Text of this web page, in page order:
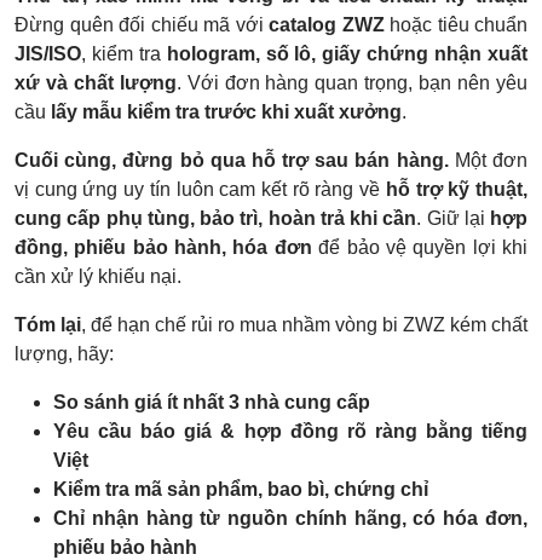
Đừng quên đối chiếu mã với catalog ZWZhoặc tiêu chuẩn
JIS/ISO, kiểm tra hologram, số lô, giấy chứng nhận xuất
xứ và chất lượng. Với đơn hàng quan trọng, bạn nên yêu
cầu lấy mẫu kiểm tra trước khi xuất xưởng.
Cuối cùng, đừng bỏ qua hỗ trợ sau bán hàng.Một đơn
vị cung ứng uy tín luôn cam kết rõ ràng về hỗ trợ kỹ thuật,
cung cấp phụ tùng, bảo trì, hoàn trả khi cần. Giữ lại hợp
đồng, phiếu bảo hành, hóa đơn để bảo vệ quyền lợi khi
cần xử lý khiếu nại.
Tóm lại, để hạn chế rủi ro mua nhầm vòng bi ZWZ kém chất
lượng, hãy:
So sánh giá ít nhất 3 nhà cung cấp
Yêu cầu báo giá & hợp đồng rõ ràng bằng tiếng
Việt
Kiểm tra mã sản phẩm, bao bì, chứng chỉ
Chỉ nhận hàng từ nguồn chính hãng, có hóa đơn,
phiếu bảo hành